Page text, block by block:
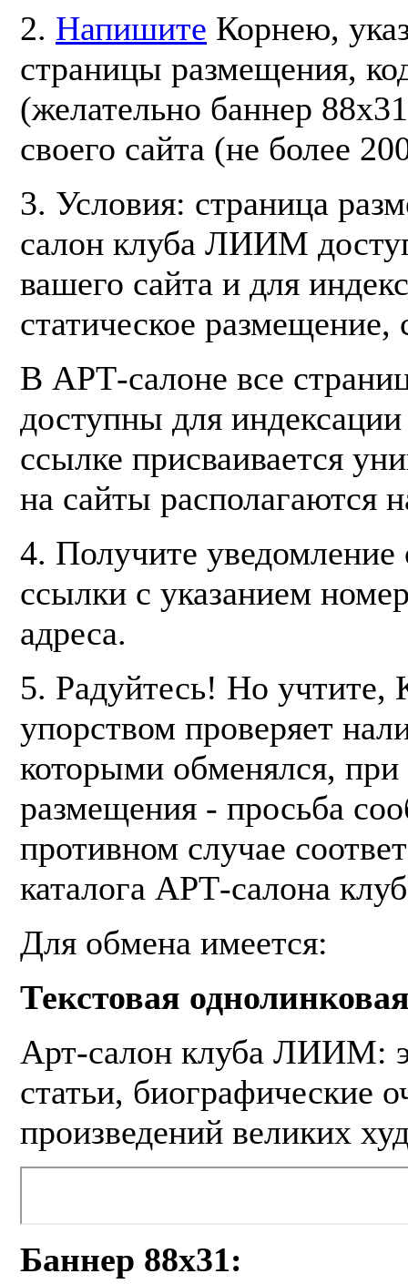
2. Напишите Корнею,
страницы размещения,
(желательно баннер
своего сайта (не более
3. Условия: страница
салон клуба ЛИИМ
вашего сайта и для
статическое
В АРТ-салоне все
доступны для
ссылке присваивается
на сайты располагаются
4. Получите
ссылки с указанием
адреса.
5. Радуйтесь! Но учтите,
упорством проверяет
которыми обменялся, при
размещения - просьба
противном случае
каталога АРТ-салона
Для обмена имеется:
Текстовая
Арт-салон клуба ЛИИМ:
статьи, биографические
произведений великих
Баннер 88х31: